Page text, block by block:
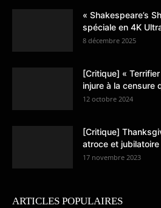
« Shakespeare’s
spéciale en 4K
8 décembre 2025
[Critique] «
injure à la censure
12 octobre 2024
[Critique]
atroce et
17 novembre 2023
ARTICLES POPULAIRES